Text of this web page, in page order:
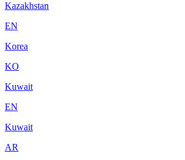
Kazakhstan
EN
Korea
KO
Kuwait
EN
Kuwait
AR